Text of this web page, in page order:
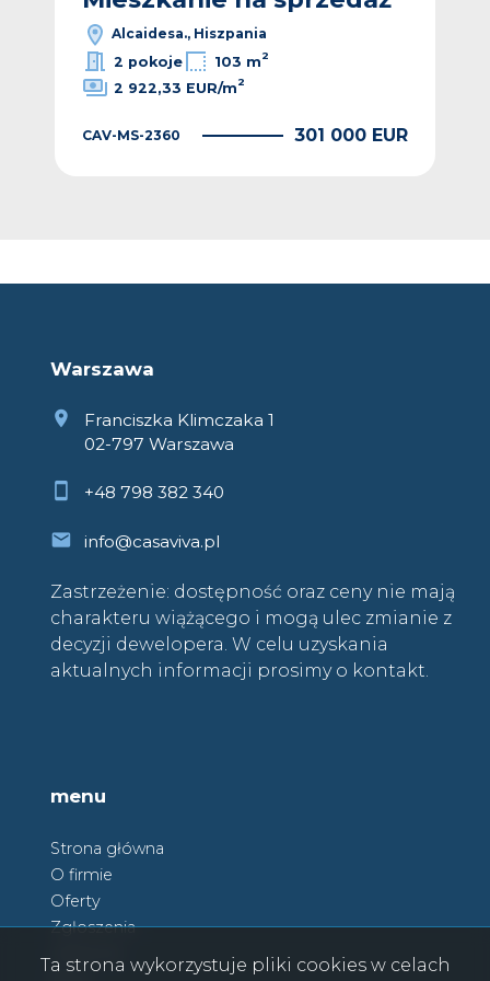
Alcaidesa., Hiszpania
2 pokoje
103 m2
2 922,33 EUR/m2
CAV-MS-2360 301 000 EUR
Warszawa
Franciszka Klimczaka 1
02-797 Warszawa
+48 798 382 340
info@casaviva.pl
Zastrzeżenie: dostępność oraz ceny nie mają
charakteru wiążącego i mogą ulec zmianie z
decyzji dewelopera. W celu uzyskania
aktualnych informacji prosimy o kontakt.
menu
Strona główna
O firmie
Oferty
Zgłoszenia
Ta strona wykorzystuje pliki cookies w celach